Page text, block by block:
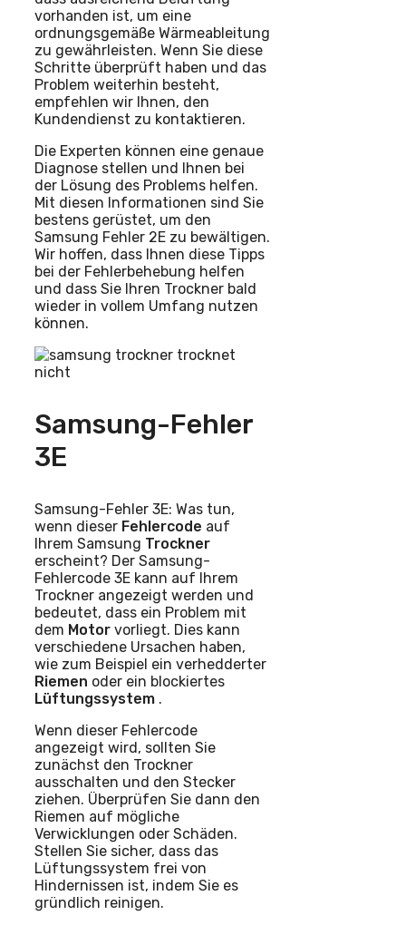
vorhanden ist, um eine
ordnungsgemäße Wärmeableitung
zu gewährleisten. Wenn Sie diese
Schritte überprüft haben und das
Problem weiterhin besteht,
empfehlen wir Ihnen, den
Kundendienst zu kontaktieren.
Die Experten können eine genaue
Diagnose stellen und Ihnen bei
der Lösung des Problems helfen.
Mit diesen Informationen sind Sie
bestens gerüstet, um den
Samsung Fehler 2E zu bewältigen.
Wir hoffen, dass Ihnen diese Tipps
bei der Fehlerbehebung helfen
und dass Sie Ihren Trockner bald
wieder in vollem Umfang nutzen
können.
Samsung-Fehler
3E
Samsung-Fehler 3E: Was tun,
wenn dieser Fehlercode auf
Ihrem Samsung Trockner
erscheint? Der Samsung-
Fehlercode 3E kann auf Ihrem
Trockner angezeigt werden und
bedeutet, dass ein Problem mit
dem Motor vorliegt. Dies kann
verschiedene Ursachen haben,
wie zum Beispiel ein verhedderter
Riemen oder ein blockiertes
Lüftungssystem .
Wenn dieser Fehlercode
angezeigt wird, sollten Sie
zunächst den Trockner
ausschalten und den Stecker
ziehen. Überprüfen Sie dann den
Riemen auf mögliche
Verwicklungen oder Schäden.
Stellen Sie sicher, dass das
Lüftungssystem frei von
Hindernissen ist, indem Sie es
gründlich reinigen.